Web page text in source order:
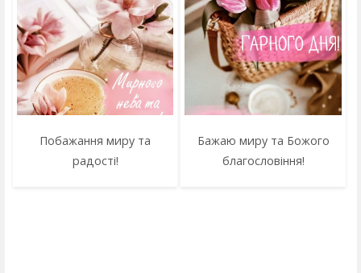
Побажання миру та
радості!
Бажаю миру та Божого
благословіння!